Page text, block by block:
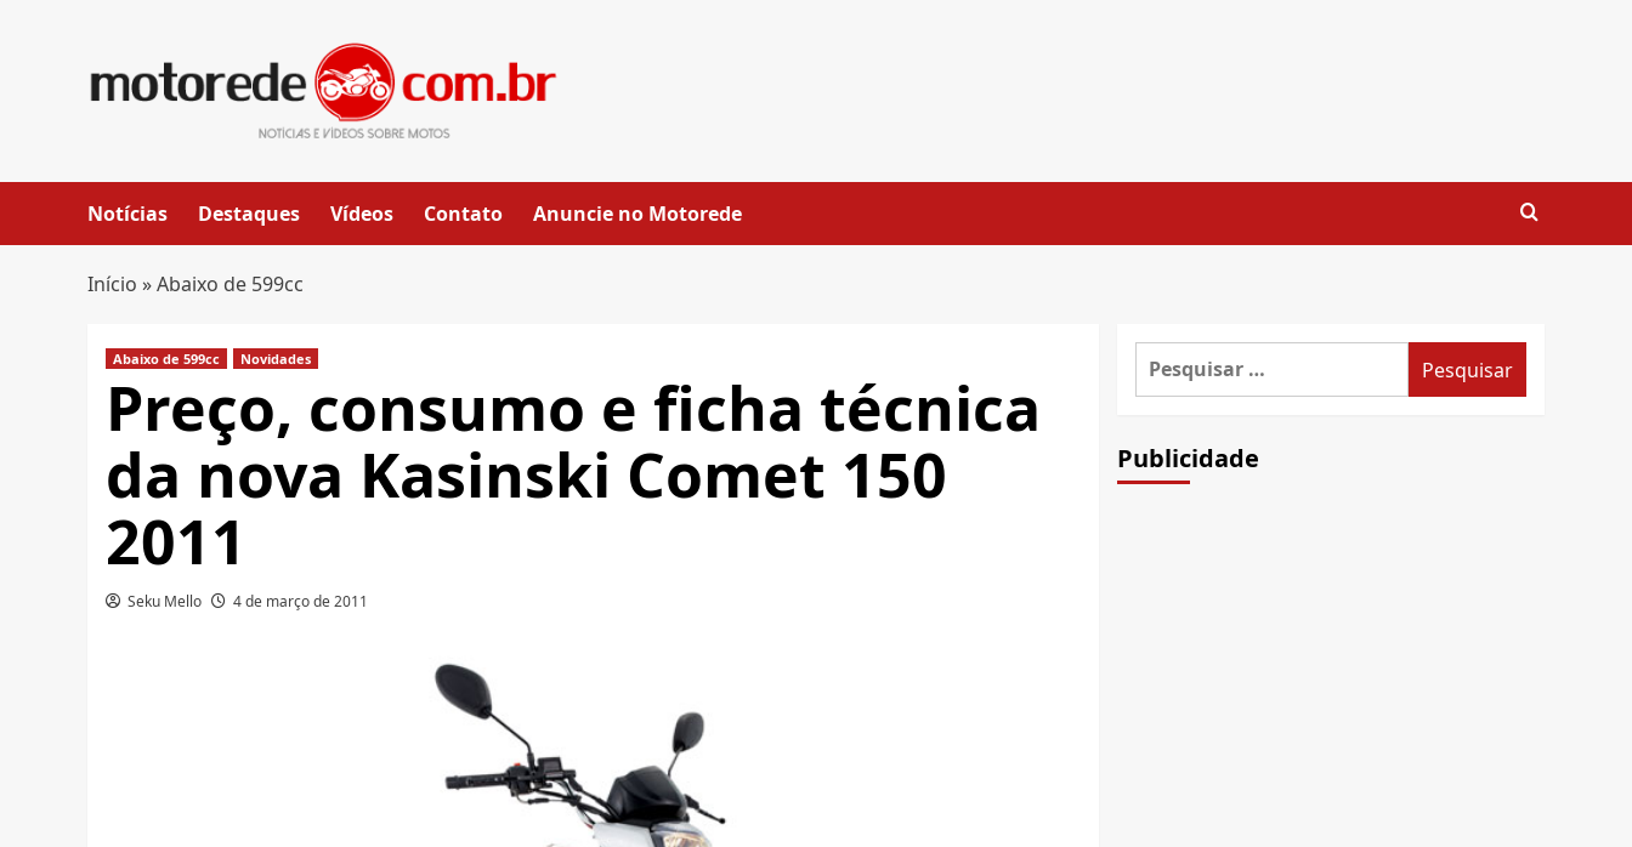
Notícias Destaques Vídeos Contato Anuncie no Motorede
Início »Abaixo de 599cc
Abaixo de 599cc Novidades
Preço, consumo e ficha técnica
da nova Kasinski Comet 150
2011
Seku Mello 4 de março de 2011
Pesquisar
Publicidade